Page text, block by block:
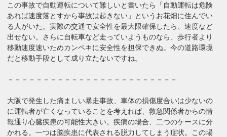
この事故で自動運転について難しいと書いたら「自動運転は危険
あれば速度落とすから事故は起きない」というお花畑に住んでい
る人がいた。実際の交通で安全性を最大限確保したら、速度など
出せない。さらに自転車など走っていようものなら、歩行者より
移動速度速いためカンペキに安全性を担保できぬ。今の道路環境
だと移動手段として成り立たないですね。
－－－－－－－－－－－－－－－－－－－－－－－－
大阪で発生した痛ましい暴走事故、車体の損傷度合いは少ないの
に運転者が亡くなっていることを考えれば、救急関係者からの情
報通り心臓疾患の可能性大きい。疾病の場合、二つのケースに分
かれる。一つは脳疾患に代表される脱力してしまう症状。この場